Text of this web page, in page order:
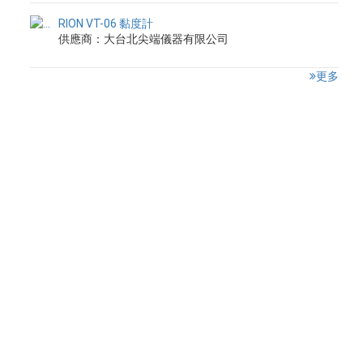
RION VT-06 黏度計
供應商：大台北尖端儀器有限公司
更多